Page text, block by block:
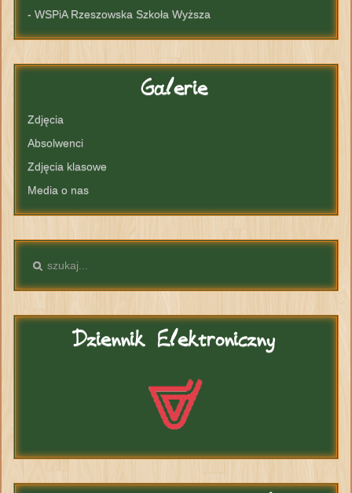
- WSPiA Rzeszowska Szkoła Wyższa
Galerie
Zdjęcia
Absolwenci
Zdjęcia klasowe
Media o nas
DziennikElektroniczny